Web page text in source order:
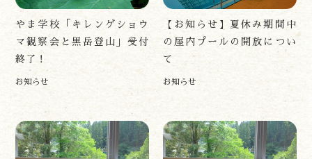
やま学校「キレンゲショウ
マ観察会と黒岳登山」受付
終了！
お知らせ
【お知らせ】夏休み期間中
の屋内プールの開放につい
て
お知らせ